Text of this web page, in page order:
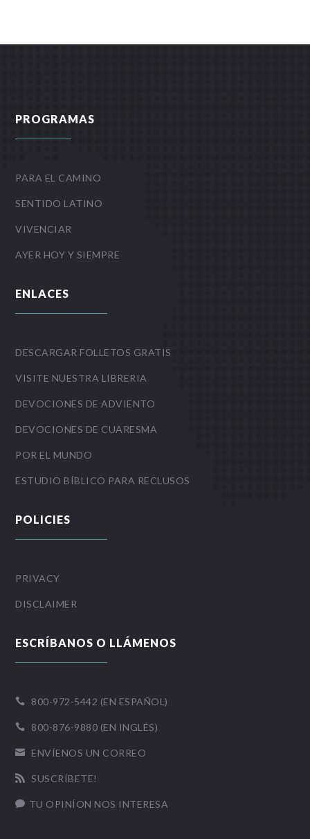
PROGRAMAS
PARA EL CAMINO
SENTIDO LATINO
VIVENCIAR
AYER HOY Y SIEMPRE
ENLACES
DESCARGAR FOLLETOS GRATIS
VISITE NUESTRA LIBRERIA
DEVOCIONES DE ADVIENTO
DEVOCIONES DE CUARESMA
POR EL MUNDO
ESTUDIO BÍBLICO PARA RECLUSOS
POLICIES
PRIVACY
DISCLAIMER
ESCRÍBANOS O LLÁMENOS
 800-972-5442 (EN ESPAÑOL)
 800-876-9880 (EN INGLÉS)
 ENVÍENOS UN CORREO
 SUSCRÍBETE!
 TU OPINÍON NOS INTERESA